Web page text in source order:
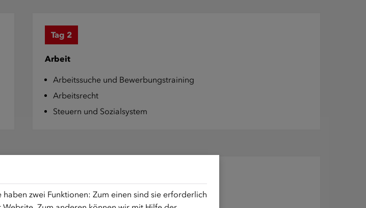
Tag 2
Arbeit
Arbeitssuche und Bewerbungstraining
Arbeitsrecht
Steuern und Sozialsystem
Sicherheit und Zusammenleben
zwei Funktionen: Zum einen sind sie erforderlich